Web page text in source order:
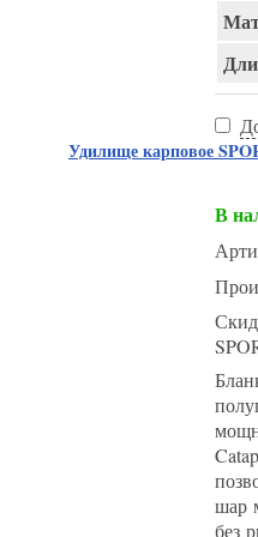
Удилище карповое
В
шар
без